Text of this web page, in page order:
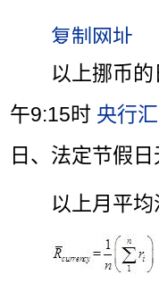
以上挪币
午9:15时 央行
日、法定节假日
以上月平均